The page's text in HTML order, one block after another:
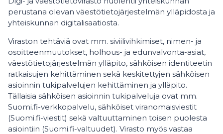
perustana olevan väestötietojärjestelmän ylläpidosta ja
yhteiskunnan digitalisaatiosta.
Viraston tehtäviä ovat mm. siviilivihkimiset, nimen- ja
osoitteenmuutokset, holhous- ja edunvalvonta-asiat,
väestötietojärjestelmän ylläpito, sähköisen identiteetin
ratkaisujen kehittäminen sekä keskitettyjen sähköisen
asioinnin tukipalvelujen kehittäminen ja ylläpito.
Tällaisia sähköisen asioinnin tukipalveluja ovat mm.
Suomi.fi-verkkopalvelu, sähköiset viranomaisviestit
(Suomi.fi-viestit) sekä valtuuttaminen toisen puolesta
asiointiin (Suomi.fi-valtuudet). Virasto myös vastaa